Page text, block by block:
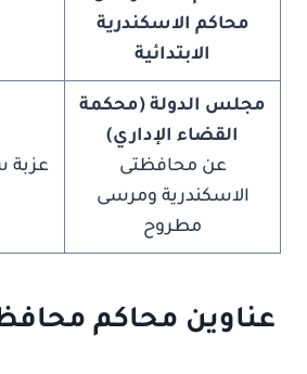
محاكم الاسكندرية
الابتدائية
مجلس الدولة (محكمة
القضاء الإداري)
عن محافظتى
الاسكندرية ومرسى
مطروح
عزبة
عناوين محاكم